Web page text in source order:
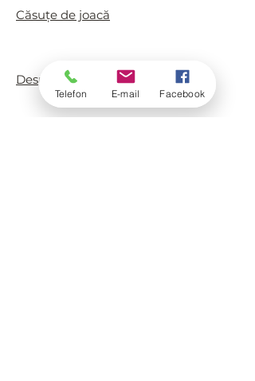
Căsuțe de joacă
Despre noi
Telefon E-mail Facebook